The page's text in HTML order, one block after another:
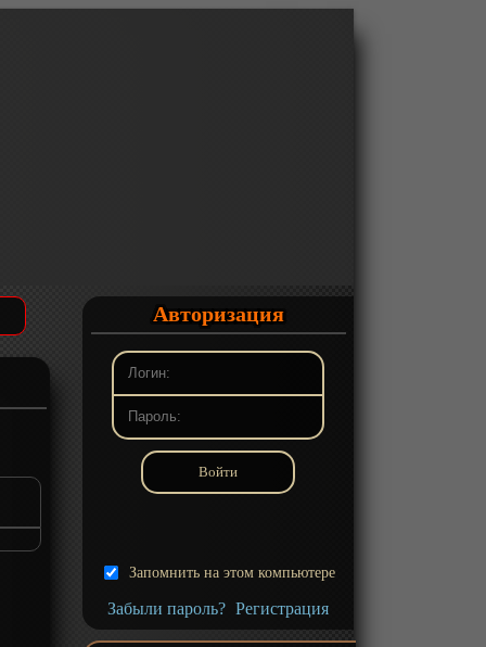
Авторизация
Запомнить на этом компьютере
Забыли пароль? Регистрация